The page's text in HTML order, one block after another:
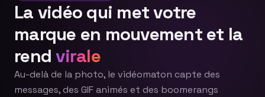
La vidéo qui met votre
marque en mouvement et la
rendvirale
Au-delà de la photo, le vidéomaton capte des
messages, des GIF animés et des boomerangs